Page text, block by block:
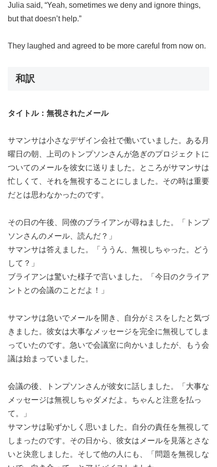
Julia said, “Yeah, sometimes we deny and ignore things,
but that doesn’t help.”
They laughed and agreed to be more careful from now on.
和訳
タイトル：無視されたメール
サマンサは小さなデザイン会社で働いていました。ある月
曜日の朝、上司のトンプソンさんが急ぎのプロジェクトに
ついてのメールを彼女に送りました。ところがサマンサは
忙しくて、それを無視することにしました。その時は重要
だとは思わなかったのです。
その日の午後、同僚のブライアンが尋ねました。「トンプ
ソンさんのメール、読んだ？」
サマンサは答えました。「ううん、無視しちゃった。どう
して？」
ブライアンは驚いた様子で言いました。「今日のクライア
ントとの会議のことだよ！」
サマンサは急いでメールを開き、自分がミスをしたと気づ
きました。彼女は大事なメッセージを完全に無視してしま
っていたのです。急いで会議室に向かいましたが、もう会
議は始まっていました。
会議の後、トンプソンさんが彼女に話しました。「大事な
メッセージは無視しちゃダメだよ。ちゃんと注意を払っ
て。」
サマンサは恥ずかしく思いました。自分の責任を無視して
しまったのです。その日から、彼女はメールを見落とさな
いと決意しました。そして他の人にも、「問題を無視しな